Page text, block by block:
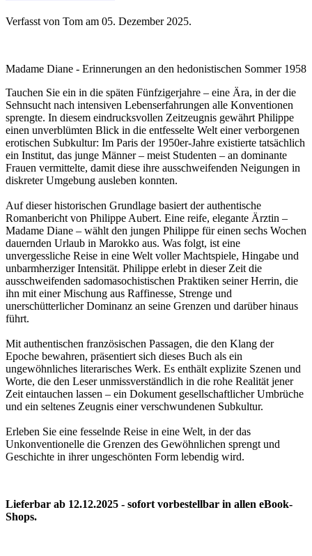
Verfasst von Tom am 05. Dezember 2025.
Madame Diane - Erinnerungen an den hedonistischen Sommer 1958
Tauchen Sie ein in die späten Fünfzigerjahre – eine Ära, in der die
Sehnsucht nach intensiven Lebenserfahrungen alle Konventionen
sprengte. In diesem eindrucksvollen Zeitzeugnis gewährt Philippe
einen unverblümten Blick in die entfesselte Welt einer verborgenen
erotischen Subkultur: Im Paris der 1950er-Jahre existierte tatsächlich
ein Institut, das junge Männer – meist Studenten – an dominante
Frauen vermittelte, damit diese ihre ausschweifenden Neigungen in
diskreter Umgebung ausleben konnten.
Auf dieser historischen Grundlage basiert der authentische
Romanbericht von Philippe Aubert. Eine reife, elegante Ärztin –
Madame Diane – wählt den jungen Philippe für einen sechs Wochen
dauernden Urlaub in Marokko aus. Was folgt, ist eine
unvergessliche Reise in eine Welt voller Machtspiele, Hingabe und
unbarmherziger Intensität. Philippe erlebt in dieser Zeit die
ausschweifenden sadomasochistischen Praktiken seiner Herrin, die
ihn mit einer Mischung aus Raffinesse, Strenge und
unerschütterlicher Dominanz an seine Grenzen und darüber hinaus
führt.
Mit authentischen französischen Passagen, die den Klang der
Epoche bewahren, präsentiert sich dieses Buch als ein
ungewöhnliches literarisches Werk. Es enthält explizite Szenen und
Worte, die den Leser unmissverständlich in die rohe Realität jener
Zeit eintauchen lassen – ein Dokument gesellschaftlicher Umbrüche
und ein seltenes Zeugnis einer verschwundenen Subkultur.
Erleben Sie eine fesselnde Reise in eine Welt, in der das
Unkonventionelle die Grenzen des Gewöhnlichen sprengt und
Geschichte in ihrer ungeschönten Form lebendig wird.
Lieferbar ab 12.12.2025 - sofort vorbestellbar in allen eBook-
Shops.